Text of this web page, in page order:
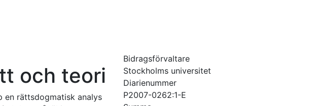
och teori
rättsdogmatisk analys
Bidragsförvaltare
Stockholms universitet
Diarienummer
P2007-0262:1-E